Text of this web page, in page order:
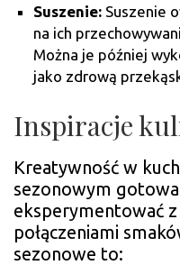
Suszenie: Suszenie
na ich
Można je później
jako zdrową
Inspiracje
Kreatywność w
sezonowym
eksperymentować
połączeniami
sezonowe to: